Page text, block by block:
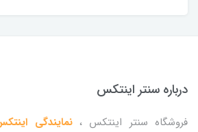
درباره سنتر اینتکس
فروشگاه سنتر اینتکس ،نمایندگی